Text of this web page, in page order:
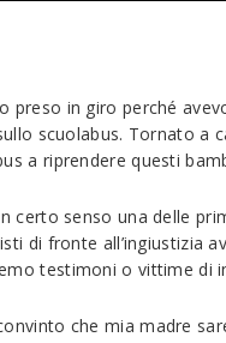
preso in giro perché
scuolabus. Tornato a
a riprendere questi
certo senso una delle
di fronte all’ingiustizia
testimoni o vittime di
che mia madre